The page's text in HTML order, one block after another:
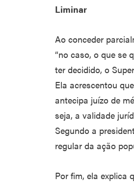
Liminar
Ao conceder
“no caso, o que se
ter decidido, o
Ela acrescentou
antecipa juízo de
seja, a validade
Segundo a
regular da ação
Por fim, ela explica